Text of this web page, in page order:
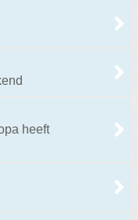
heeft